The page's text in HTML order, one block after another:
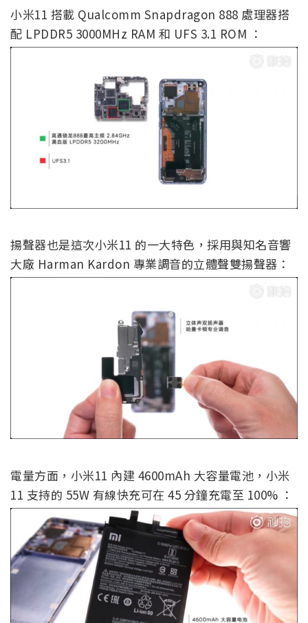
小米11 搭載 Qualcomm Snapdragon 888 處理器搭
配 LPDDR5 3000MHz RAM 和 UFS 3.1 ROM ：
揚聲器也是這次小米11 的一大特色，採用與知名音響
大廠 Harman Kardon 專業調音的立體聲雙揚聲器：
電量方面，小米11 內建 4600mAh 大容量電池，小米
11 支持的 55W 有線快充可在 45 分鐘充電至 100% ：